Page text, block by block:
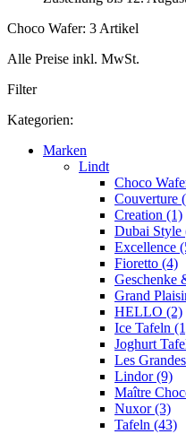
Choco Wafer: 3 Artikel
Alle Preise inkl. MwSt.
Filter
Kategorien:
Marken
Lindt
Choco
Couverture
Creation (1)
Dubai Style
Excellence
Fioretto (4)
Geschenke
Grand
HELLO (2)
Ice Tafeln
Joghurt
Les
Lindor (9)
Maître
Nuxor (3)
Tafeln (43)